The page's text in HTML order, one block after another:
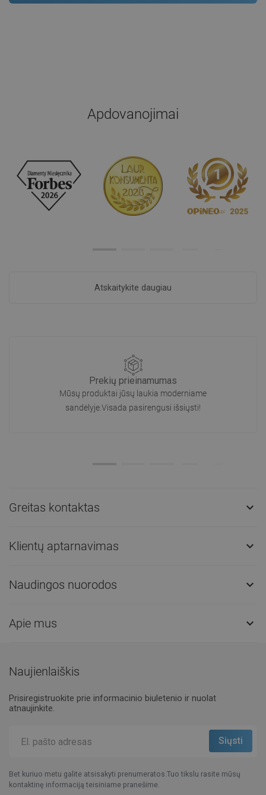
Apdovanojimai
Atskaitykite daugiau
Prekių prieinamumas
Mūsų produktai jūsų laukia moderniame
sandėlyje.Visada pasirengusi išsiųsti!
Greitas kontaktas 
Klientų aptarnavimas 
Naudingos nuorodos 
Apie mus 
Naujienlaiškis
Prisiregistruokite prie informacinio biuletenio ir nuolat
atnaujinkite.
Bet kuriuo metu galite atsisakyti prenumeratos.Tuo tikslu rasite mūsų
kontaktinę informaciją teisiniame pranešime.